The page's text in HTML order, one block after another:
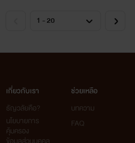
เกี่ยวกับเรา
ธัญวลัยคือ?
นโยบายการ
คุ้มครอง
ช่วยเหลือ
บทความ
FAQ